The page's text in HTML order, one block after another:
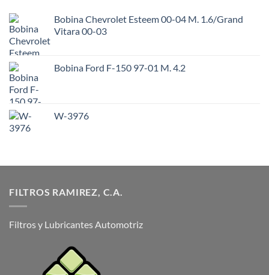
Bobina Chevrolet Esteem 00-04 M. 1.6/Grand
Vitara 00-03
Bobina Ford F-150 97-01 M. 4.2
W-3976
FILTROS RAMIREZ, C.A.
Filtros y Lubricantes Automotriz